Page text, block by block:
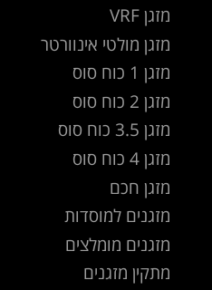
מזגן VRF
מזגן מולטי אינוורטר
מזגן 1 כוח סוס
מזגן 2 כוח סוס
מזגן 3.5 כוח סוס
מזגן 4 כוח סוס
מזגן חכם
מזגנים למוסדות
מזגנים מומלצים
מתקין מזגנים